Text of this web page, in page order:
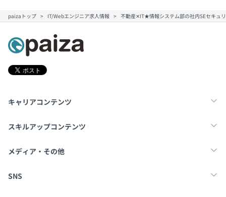
paizaトップ IT/Webエンジニア求人情報 不動産✕IT★情報システム部の社内SEセキュ
キャリアコンテンツ
転職・キャリア
スキルアップコンテンツ
学習
メディア・その他
Tech Team Journal
SNS